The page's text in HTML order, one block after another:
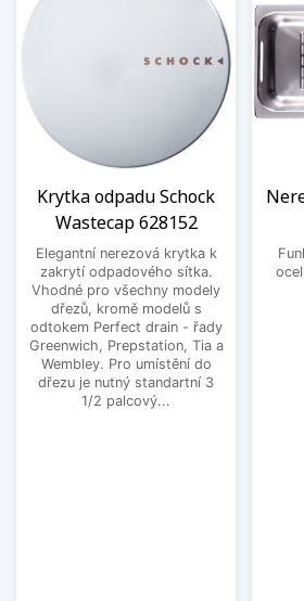
Krytka odpadu Schock
Wastecap 628152
Elegantní nerezová krytka k
zakrytí odpadového sítka.
Vhodné pro všechny modely
dřezů, kromě modelů s
odtokem Perfect drain - řady
Greenwich, Prepstation, Tia a
Wembley. Pro umístění do
dřezu je nutný standartní 3
1/2 palcový...